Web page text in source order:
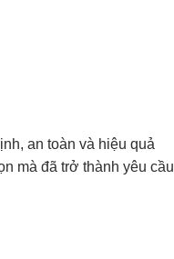
an toàn và hiệu quả
mà đã trở thành yêu cầu